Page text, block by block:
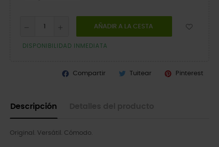
AÑADIR A LA CESTA
DISPONIBILIDAD INMEDIATA
Compartir Tuitear Pinterest
Descripción
Original. Versátil. Cómodo.